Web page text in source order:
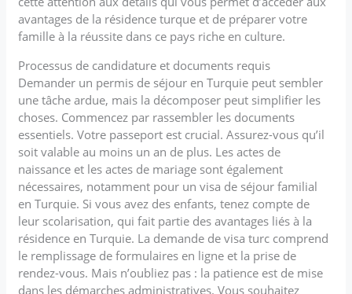
avantages de la résidence turque et de préparer votre
famille à la réussite dans ce pays riche en culture.
Processus de candidature et documents requis
Demander un permis de séjour en Turquie peut sembler
une tâche ardue, mais la décomposer peut simplifier les
choses. Commencez par rassembler les documents
essentiels. Votre passeport est crucial. Assurez-vous qu’il
soit valable au moins un an de plus. Les actes de
naissance et les actes de mariage sont également
nécessaires, notamment pour un visa de séjour familial
en Turquie. Si vous avez des enfants, tenez compte de
leur scolarisation, qui fait partie des avantages liés à la
résidence en Turquie. La demande de visa turc comprend
le remplissage de formulaires en ligne et la prise de
rendez-vous. Mais n’oubliez pas : la patience est de mise
dans les démarches administratives. Vous souhaitez